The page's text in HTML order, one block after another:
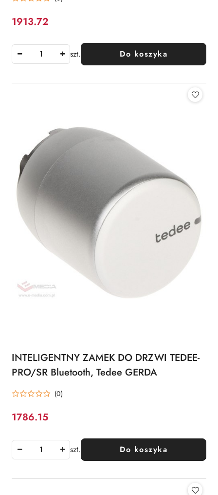
Cena:
1913.72
szt. Do koszyka
INTELIGENTNY ZAMEK DO DRZWI TEDEE-
PRO/SR Bluetooth, Tedee GERDA
(0)
Cena:
1786.15
szt. Do koszyka